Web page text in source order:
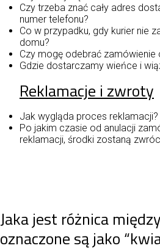
Czy trzeba znać cały adres
numer telefonu?
Co w przypadku, gdy kurier nie
domu?
Czy mogę odebrać zamówienie
Gdzie dostarczamy wieńce i
Reklamacje i zwroty
Jak wygląda proces reklamacji?
Po jakim czasie od anulacji
reklamacji, środki zostaną
Jaka jest różnica
oznaczone są jako